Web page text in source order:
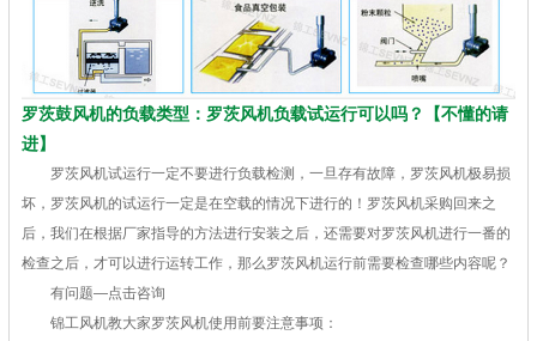
罗茨鼓风机的负载类型：罗茨风机负载试运行可以吗？【不懂的请
进】
罗茨风机试运行一定不要进行负载检测，一旦存有故障，罗茨风机极易损
坏，罗茨风机的试运行一定是在空载的情况下进行的！罗茨风机采购回来之
后，我们在根据厂家指导的方法进行安装之后，还需要对罗茨风机进行一番的
检查之后，才可以进行运转工作，那么罗茨风机运行前需要检查哪些内容呢？
有问题—点击咨询
锦工风机教大家罗茨风机使用前要注意事项：